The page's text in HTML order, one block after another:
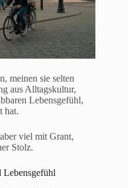
meinen sie selten
aus Alltagskultur,
Lebensgefühl,
hat.
viel mit Grant,
Stolz.